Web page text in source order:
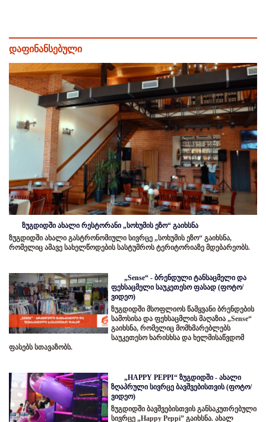
დაფინანსებული
ზუგდიდში ახალი რესტორანი „სოხუმის ეზო“ გაიხსნა
ზუგდიდში ახალი გასტრონომიული სივრცე „სოხუმის ეზო“ გაიხსნა,
რომელიც ამავე სახელწოდების სასტუმროს ტერიტორიაზე მდებარეობს.
„Sense“ - ბრენდული ტანსაცმელი და
ფეხსაცმელი საუკეთესო ფასად (ფოტო/
ვიდეო)
ზუგდიდში მსოფლიოს წამყვანი ბრენდების
სამოსისა და ფეხსაცმლის მაღაზია „Sense“
გაიხსნა, რომელიც მომხმარებლებს
საუკეთესო ხარისხსა და ხელმისაწვდომ
ფასებს სთავაზობს.
„HAPPY PEPPI“ ზუგდიდში - ახალი
ზღაპრული სივრცე ბავშვებისთვის (ფოტო/
ვიდეო)
ზუგდიდში ბავშვებისთვის განსაკუთრებული
სივრცე „Happy Peppi” გაიხსნა. ახალ